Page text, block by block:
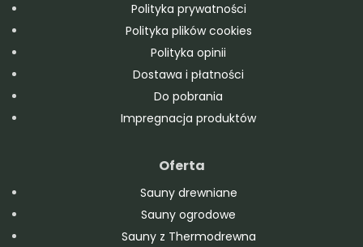
Polityka prywatności
Polityka plików cookies
Polityka opinii
Dostawa i płatności
Do pobrania
Impregnacja produktów
Oferta
Sauny drewniane
Sauny ogrodowe
Sauny z Thermodrewna